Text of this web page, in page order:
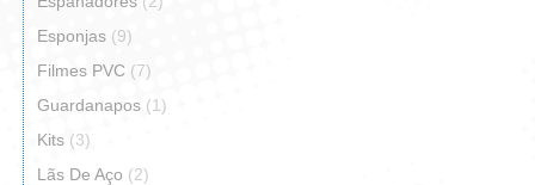
Esponjas (9)
Filmes PVC (7)
Guardanapos (1)
Kits (3)
Lãs De Aço (2)